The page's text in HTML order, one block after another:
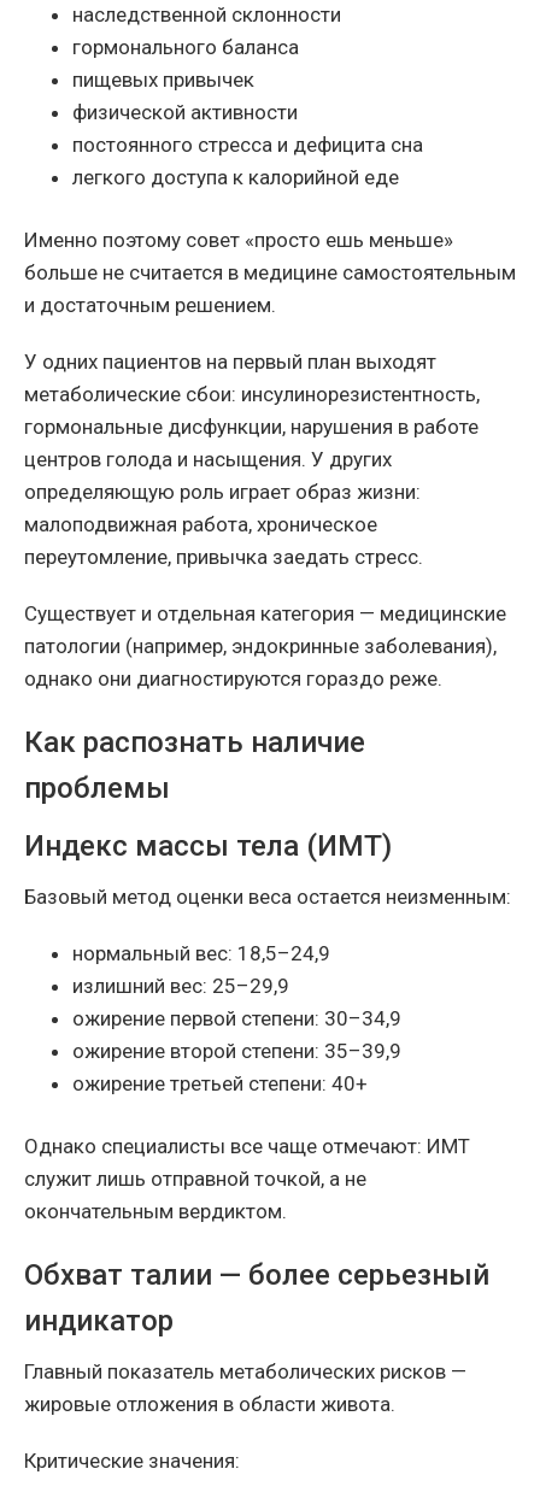
наследственной склонности
гормонального баланса
пищевых привычек
физической активности
постоянного стресса и дефицита сна
легкого доступа к калорийной еде
Именно поэтому совет «просто ешь меньше»
больше не считается в медицине самостоятельным
и достаточным решением.
У одних пациентов на первый план выходят
метаболические сбои: инсулинорезистентность,
гормональные дисфункции, нарушения в работе
центров голода и насыщения. У других
определяющую роль играет образ жизни:
малоподвижная работа, хроническое
переутомление, привычка заедать стресс.
Существует и отдельная категория — медицинские
патологии (например, эндокринные заболевания),
однако они диагностируются гораздо реже.
Как распознать наличие
проблемы
Индекс массы тела (ИМТ)
Базовый метод оценки веса остается неизменным:
нормальный вес: 18,5–24,9
излишний вес: 25–29,9
ожирение первой степени: 30–34,9
ожирение второй степени: 35–39,9
ожирение третьей степени: 40+
Однако специалисты все чаще отмечают: ИМТ
служит лишь отправной точкой, а не
окончательным вердиктом.
Обхват талии — более серьезный
индикатор
Главный показатель метаболических рисков —
жировые отложения в области живота.
Критические значения: